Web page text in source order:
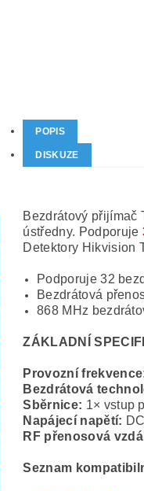
POPIS
DISKUZE
Bezdrátový přijímač
ústředny. Podporuje
Detektory Hikvision
Podporuje 32
Bezdrátová
868 MHz
ZÁKLADNÍ
Provozní
Bezdrátová
Sběrnice: 1× vstup
Napájecí napětí:
RF přenosová
Seznam